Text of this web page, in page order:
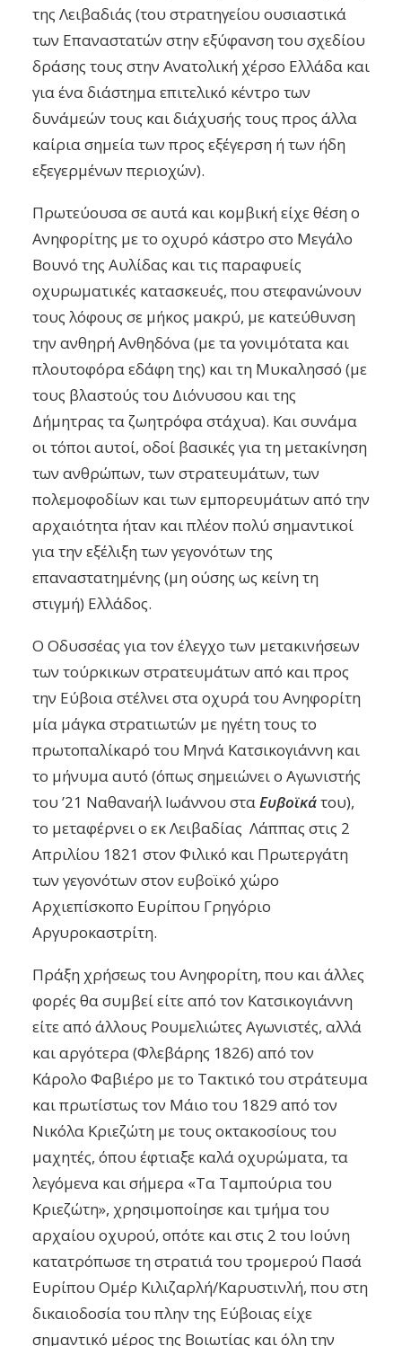
της Λειβαδιάς (του στρατηγείου ουσιαστικά
των Επαναστατών στην εξύφανση του σχεδίου
δράσης τους στην Ανατολική χέρσο Ελλάδα και
για ένα διάστημα επιτελικό κέντρο των
δυνάμεών τους και διάχυσής τους προς άλλα
καίρια σημεία των προς εξέγερση ή των ήδη
εξεγερμένων περιοχών).
Πρωτεύουσα σε αυτά και κομβική είχε θέση ο
Ανηφορίτης με το οχυρό κάστρο στο Μεγάλο
Βουνό της Αυλίδας και τις παραφυείς
οχυρωματικές κατασκευές, που στεφανώνουν
τους λόφους σε μήκος μακρύ, με κατεύθυνση
την ανθηρή Ανθηδόνα (με τα γονιμότατα και
πλουτοφόρα εδάφη της) και τη Μυκαλησσό (με
τους βλαστούς του Διόνυσου και της
Δήμητρας τα ζωητρόφα στάχυα). Και συνάμα
οι τόποι αυτοί, οδοί βασικές για τη μετακίνηση
των ανθρώπων, των στρατευμάτων, των
πολεμοφοδίων και των εμπορευμάτων από την
αρχαιότητα ήταν και πλέον πολύ σημαντικοί
για την εξέλιξη των γεγονότων της
επαναστατημένης (μη ούσης ως κείνη τη
στιγμή) Ελλάδος.
Ο Οδυσσέας για τον έλεγχο των μετακινήσεων
των τούρκικων στρατευμάτων από και προς
την Εύβοια στέλνει στα οχυρά του Ανηφορίτη
μία μάγκα στρατιωτών με ηγέτη τους το
πρωτοπαλίκαρό του Μηνά Κατσικογιάννη και
το μήνυμα αυτό (όπως σημειώνει ο Αγωνιστής
του ’21 Ναθαναήλ Ιωάννου σταΕυβοϊκάτου),
το μεταφέρνει ο εκ Λειβαδίας Λάππας στις 2
Απριλίου 1821 στον Φιλικό και Πρωτεργάτη
των γεγονότων στον ευβοϊκό χώρο
Αρχιεπίσκοπο Ευρίπου Γρηγόριο
Αργυροκαστρίτη.
Πράξη χρήσεως του Ανηφορίτη, που και άλλες
φορές θα συμβεί είτε από τον Κατσικογιάννη
είτε από άλλους Ρουμελιώτες Αγωνιστές, αλλά
και αργότερα (Φλεβάρης 1826) από τον
Κάρολο Φαβιέρο με το Τακτικό του στράτευμα
και πρωτίστως τον Μάιο του 1829 από τον
Νικόλα Κριεζώτη με τους οκτακοσίους του
μαχητές, όπου έφτιαξε καλά οχυρώματα, τα
λεγόμενα και σήμερα «Τα Ταμπούρια του
Κριεζώτη», χρησιμοποίησε και τμήμα του
αρχαίου οχυρού, οπότε και στις 2 του Ιούνη
κατατρόπωσε τη στρατιά του τρομερού Πασά
Ευρίπου Ομέρ Κιλιζαρλή/Καρυστινλή, που στη
δικαιοδοσία του πλην της Εύβοιας είχε
σημαντικό μέρος της Βοιωτίας και όλη την